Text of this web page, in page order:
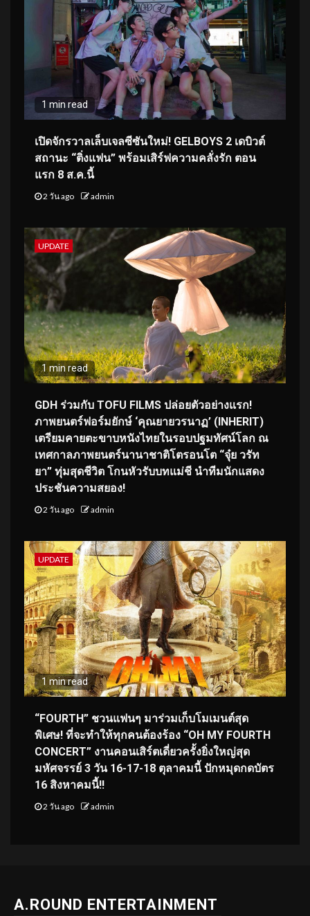
1 min read
เปิดจักรวาลเล็บเจลซีซันใหม่! GELBOYS 2 เดบิวต์
สถานะ “ติ่งแฟน” พร้อมเสิร์ฟความคลั่งรัก ตอน
แรก 8 ส.ค.นี้
2 วัน ago admin
UPDATE
1 min read
GDH ร่วมกับ TOFU FILMS ปล่อยตัวอย่างแรก!
ภาพยนตร์ฟอร์มยักษ์ ‘คุณยายวรนาฏ’ (INHERIT)
เตรียมคายตะขาบหนังไทยในรอบปฐมทัศน์โลก ณ
เทศกาลภาพยนตร์นานาชาติโตรอนโต “จุ๋ย วรัท
ยา” ทุ่มสุดชีวิต โกนหัวรับบทแม่ชี นำทีมนักแสดง
ประชันความสยอง!
2 วัน ago admin
UPDATE
1 min read
“FOURTH” ชวนแฟนๆ มาร่วมเก็บโมเมนต์สุด
พิเศษ! ที่จะทำให้ทุกคนต้องร้อง “OH MY FOURTH
CONCERT” งานคอนเสิร์ตเดี่ยวครั้งยิ่งใหญ่สุด
มหัศจรรย์ 3 วัน 16-17-18 ตุลาคมนี้ ปักหมุดกดบัตร
16 สิงหาคมนี้!!
2 วัน ago admin
A.ROUND ENTERTAINMENT